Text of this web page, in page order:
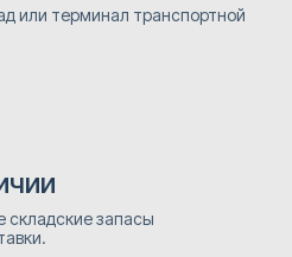
или терминал транспортной
запасы